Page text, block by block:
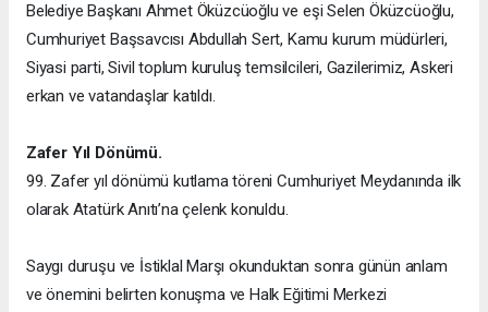
Belediye Başkanı Ahmet Öküzcüoğlu ve eşi Selen Öküzcüoğlu,
Cumhuriyet Başsavcısı Abdullah Sert, Kamu kurum müdürleri,
Siyasi parti, Sivil toplum kuruluş temsilcileri, Gazilerimiz, Askeri
erkan ve vatandaşlar katıldı.
Zafer Yıl Dönümü.
99. Zafer yıl dönümü kutlama töreni Cumhuriyet Meydanında ilk
olarak Atatürk Anıtı’na çelenk konuldu.
Saygı duruşu ve İstiklal Marşı okunduktan sonra günün anlam
ve önemini belirten konuşma ve Halk Eğitimi Merkezi